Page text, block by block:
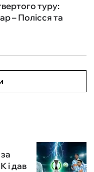
туру:
– Полісся та
і дав